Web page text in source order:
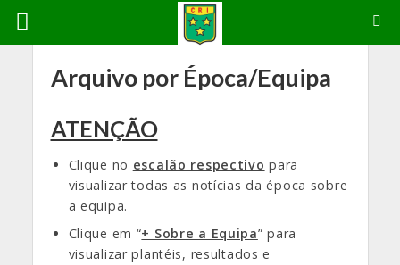
Arquivo por Época/Equipa
ATENÇÃO
Clique no escalão respectivo para
visualizar todas as notícias da época sobre
a equipa.
Clique em “+ Sobre a Equipa” para
visualizar plantéis, resultados e